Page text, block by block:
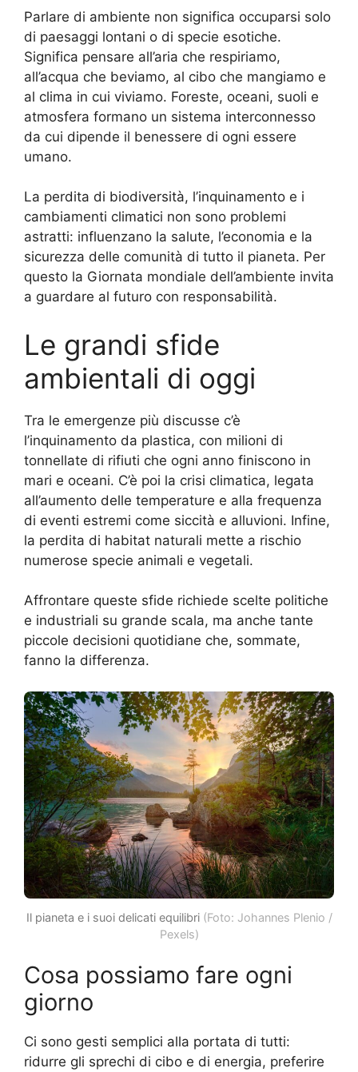
Parlare di ambiente non significa occuparsi solo
di paesaggi lontani o di specie esotiche.
Significa pensare all’aria che respiriamo,
all’acqua che beviamo, al cibo che mangiamo e
al clima in cui viviamo. Foreste, oceani, suoli e
atmosfera formano un sistema interconnesso
da cui dipende il benessere di ogni essere
umano.
La perdita di biodiversità, l’inquinamento e i
cambiamenti climatici non sono problemi
astratti: influenzano la salute, l’economia e la
sicurezza delle comunità di tutto il pianeta. Per
questo la Giornata mondiale dell’ambiente invita
a guardare al futuro con responsabilità.
Le grandi sfide
ambientali di oggi
Tra le emergenze più discusse c’è
l’inquinamento da plastica, con milioni di
tonnellate di rifiuti che ogni anno finiscono in
mari e oceani. C’è poi la crisi climatica, legata
all’aumento delle temperature e alla frequenza
di eventi estremi come siccità e alluvioni. Infine,
la perdita di habitat naturali mette a rischio
numerose specie animali e vegetali.
Affrontare queste sfide richiede scelte politiche
e industriali su grande scala, ma anche tante
piccole decisioni quotidiane che, sommate,
fanno la differenza.
Il pianeta e i suoi delicati equilibri (Foto: Johannes Plenio /
Pexels)
Cosa possiamo fare ogni
giorno
Ci sono gesti semplici alla portata di tutti:
ridurre gli sprechi di cibo e di energia, preferire